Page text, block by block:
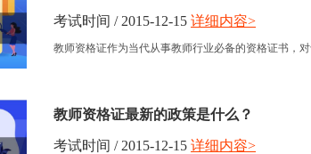
考试时间 / 2015-12-15
教师资格证作为当代从事教师行业必备的资格证书，
详细内容>
教师资格证最新的政策是什么？
考试时间 / 2015-12-15 详细内容>